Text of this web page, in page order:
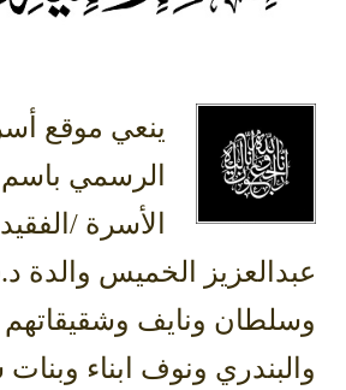
ينعي موقع
الرسمي باسم
الأسرة /
عبدالعزيز الخميس والدة
وسلطان ونايف
والبندري ونوف ابناء